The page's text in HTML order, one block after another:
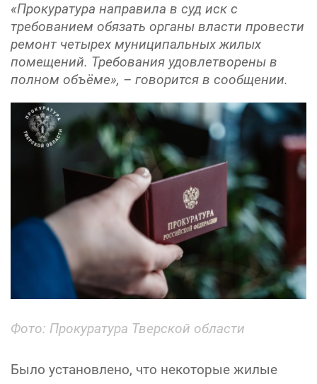
«Прокуратура направила в суд иск с
требованием обязать органы власти провести
ремонт четырех муниципальных жилых
помещений. Требования удовлетворены в
полном объёме», – говорится в сообщении.
Фото: Прокуратура Тверской области
Было установлено, что некоторые жилые